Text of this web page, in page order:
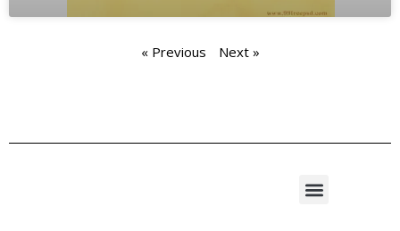
« Previous Next »